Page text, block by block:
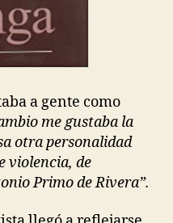
a gente como
me gustaba la
otra personalidad
violencia, de
Primo de Rivera”.